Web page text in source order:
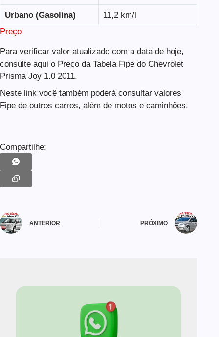
Urbano (Gasolina)
11,2 km/l
Preço
Para verificar valor atualizado com a data de hoje,
consulte aqui o Preço da Tabela Fipe do Chevrolet
Prisma Joy 1.0 2011.
Neste link você também poderá consultar valores
Fipe de outros carros, além de motos e caminhões.
Compartilhe:
ANTERIOR PRÓXIMO